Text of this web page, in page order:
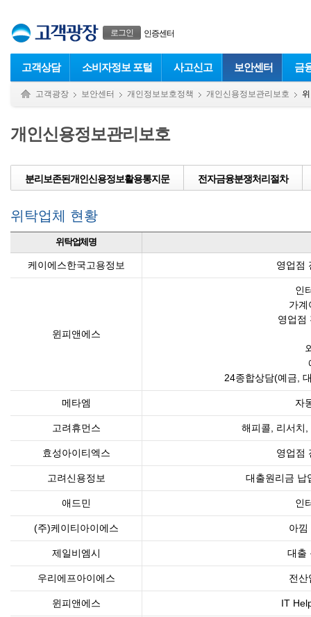
로그인 인증센터
고객상담 소비자정보 포털 사고신고 보안센터 금
고객광장 보안센터 개인정보보호정책 개인신용정보관리보호
개인신용정보관리보호
분리보존된개인신용정보활용통지문 전자금융분쟁처리절차
위탁업체 현황
위탁업체명
케이에스한국고용정보 영업점
윈피앤에스
인
가계
영업점
24종합상담(예금,
메타엠 자
고려휴먼스 해피콜, 리서치
효성아이티엑스 영업점
고려신용정보 대출원리금 납
애드민 인
(주)케이티아이에스 아낌
제일비엠시 대출
우리에프아이에스 전산
윈피앤에스 IT